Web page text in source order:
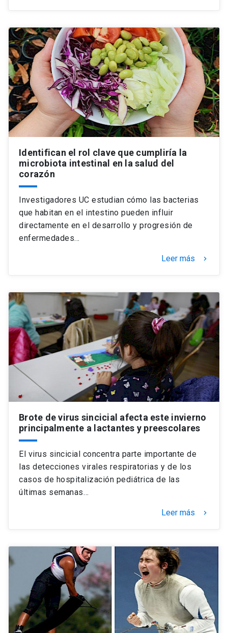
Identifican el rol clave que cumpliría la
microbiota intestinal en la salud del
corazón
Investigadores UC estudian cómo las bacterias
que habitan en el intestino pueden influir
directamente en el desarrollo y progresión de
enfermedades…
Leer más keyboard_arrow_right
Brote de virus sincicial afecta este invierno
principalmente a lactantes y preescolares
El virus sincicial concentra parte importante de
las detecciones virales respiratorias y de los
casos de hospitalización pediátrica de las
últimas semanas…
Leer más keyboard_arrow_right